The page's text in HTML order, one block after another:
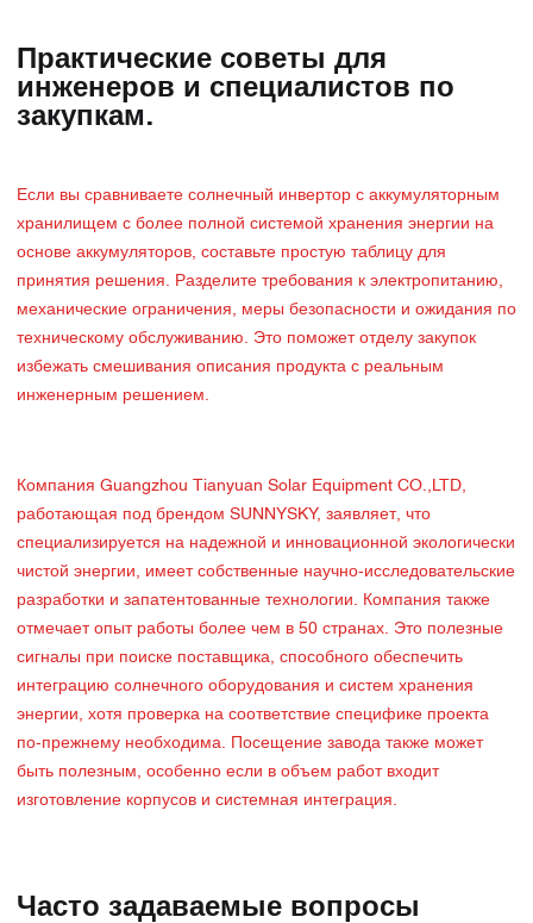
Практические советы для
инженеров и специалистов по
закупкам.
Если вы сравниваете солнечный инвертор с аккумуляторным
хранилищем с более полной системой хранения энергии на
основе аккумуляторов, составьте простую таблицу для
принятия решения. Разделите требования к электропитанию,
механические ограничения, меры безопасности и ожидания по
техническому обслуживанию. Это поможет отделу закупок
избежать смешивания описания продукта с реальным
инженерным решением.
Компания Guangzhou Tianyuan Solar Equipment CO.,LTD,
работающая под брендом SUNNYSKY, заявляет, что
специализируется на надежной и инновационной экологически
чистой энергии, имеет собственные научно-исследовательские
разработки и запатентованные технологии. Компания также
отмечает опыт работы более чем в 50 странах. Это полезные
сигналы при поиске поставщика, способного обеспечить
интеграцию солнечного оборудования и систем хранения
энергии, хотя проверка на соответствие специфике проекта
по-прежнему необходима. Посещение завода также может
быть полезным, особенно если в объем работ входит
изготовление корпусов и системная интеграция.
Часто задаваемые вопросы